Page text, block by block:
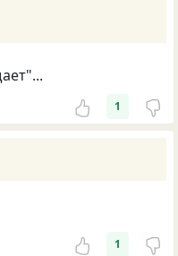
1
1